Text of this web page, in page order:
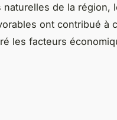
naturelles de la
ont contribué à
les facteurs